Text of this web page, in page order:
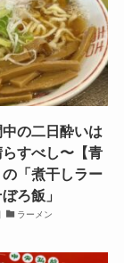
の二日酔いは
すべし〜【青
「煮干しラー
ろ飯」
ラーメン